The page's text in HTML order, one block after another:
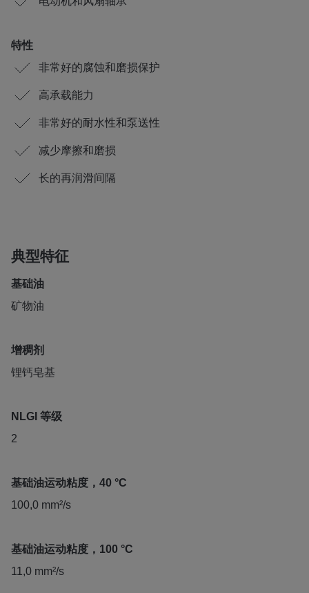
特性
非常好的腐蚀和磨损保护
高承载能力
非常好的耐水性和泵送性
减少摩擦和磨损
长的再润滑间隔
典型特征
基础油
矿物油
增稠剂
锂钙皂基
NLGI 等级
2
基础油运动粘度，40 °C
100,0 mm²/s
基础油运动粘度，100 °C
11,0 mm²/s